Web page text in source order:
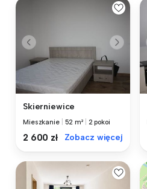
Skierniewice
Mieszkanie 52 m² 2 pokoi
2 600 zł Zobacz więcej